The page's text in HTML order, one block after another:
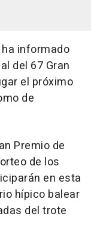
informado
del 67 Gran
el próximo
de
Premio de
de los
en esta
hípico balear
del trote